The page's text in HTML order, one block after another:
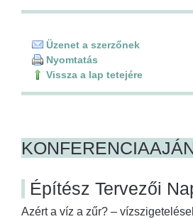
Üzenet a szerzőnek
Nyomtatás
Vissza a lap tetejére
Építész Tervezői
Azért a víz a zűr? –